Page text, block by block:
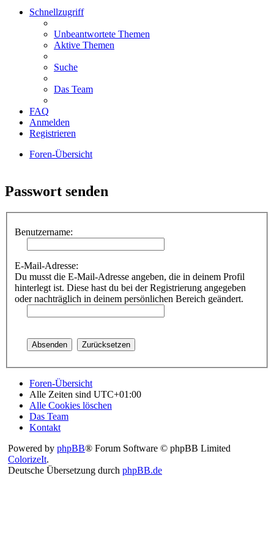
Schnellzugriff
Unbeantwortete Themen
Aktive Themen
Suche
Das Team
FAQ
Anmelden
Registrieren
Foren-Übersicht
Passwort senden
Benutzername:
E-Mail-Adresse:
Du musst die E-Mail-Adresse angeben, die in deinem Profil
hinterlegt ist. Diese hast du bei der Registrierung angegeben
oder nachträglich in deinem persönlichen Bereich geändert.
Foren-Übersicht
Alle Zeiten sind UTC+01:00
Alle Cookies löschen
Das Team
Kontakt
Powered by phpBB® Forum Software © phpBB Limited
ColorizeIt.
Deutsche Übersetzung durch phpBB.de